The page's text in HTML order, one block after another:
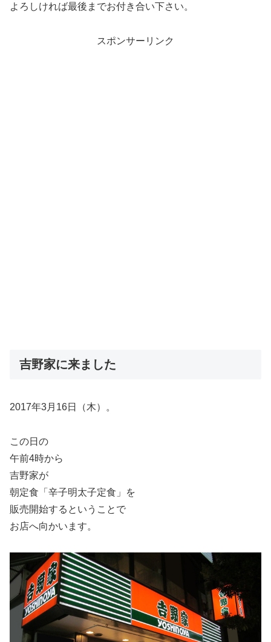
よろしければ最後までお付き合い下さい。
スポンサーリンク
吉野家に来ました
2017年3月16日（木）。
この日の
午前4時から
吉野家が
朝定食「辛子明太子定食」を
販売開始するということで
お店へ向かいます。